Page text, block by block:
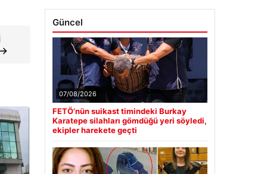
Güncel
07/08/2026
FETÖ’nün suikast timindeki Burkay
Karatepe silahları gömdüğü yeri söyledi,
ekipler harekete geçti